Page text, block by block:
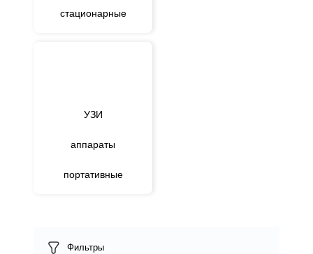
стационарные
УЗИ
аппараты
портативные
Фильтры